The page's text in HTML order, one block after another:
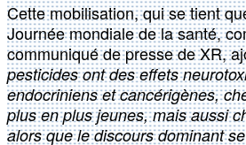
Cette mobilisation, qui se tient
Journée mondiale de la santé,
communiqué de presse de XR,
pesticides ont des effets
endocriniens et cancérigènes,
plus en plus jeunes, mais aussi
alors que le discours dominant